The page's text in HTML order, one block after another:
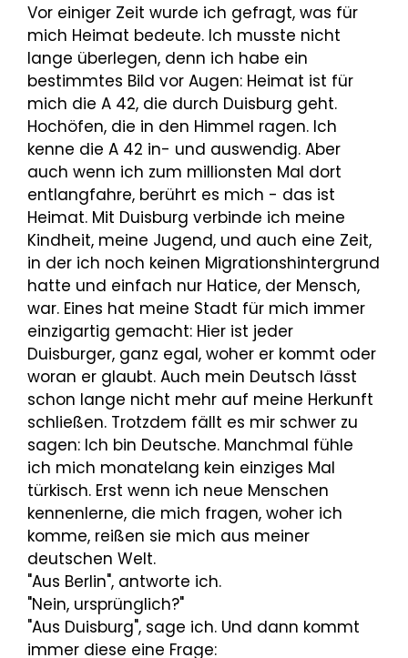
Vor einiger Zeit wurde ich gefragt, was für
mich Heimat bedeute. Ich musste nicht
lange überlegen, denn ich habe ein
bestimmtes Bild vor Augen: Heimat ist für
mich die A 42, die durch Duisburg geht.
Hochöfen, die in den Himmel ragen. Ich
kenne die A 42 in- und auswendig. Aber
auch wenn ich zum millionsten Mal dort
entlangfahre, berührt es mich - das ist
Heimat. Mit Duisburg verbinde ich meine
Kindheit, meine Jugend, und auch eine Zeit,
in der ich noch keinen Migrationshintergrund
hatte und einfach nur Hatice, der Mensch,
war. Eines hat meine Stadt für mich immer
einzigartig gemacht: Hier ist jeder
Duisburger, ganz egal, woher er kommt oder
woran er glaubt. Auch mein Deutsch lässt
schon lange nicht mehr auf meine Herkunft
schließen. Trotzdem fällt es mir schwer zu
sagen: Ich bin Deutsche. Manchmal fühle
ich mich monatelang kein einziges Mal
türkisch. Erst wenn ich neue Menschen
kennenlerne, die mich fragen, woher ich
komme, reißen sie mich aus meiner
deutschen Welt.
"Aus Berlin", antworte ich.
"Nein, ursprünglich?"
"Aus Duisburg", sage ich. Und dann kommt
immer diese eine Frage: